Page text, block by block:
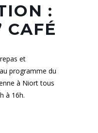
:
CAFÉ
et
programme du
à Niort tous
à 16h.